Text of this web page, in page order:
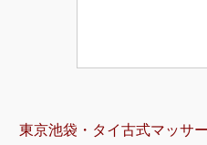
東京池袋・タイ古式マッサ